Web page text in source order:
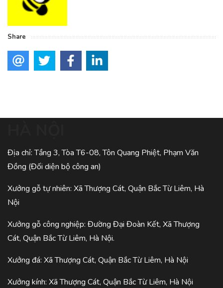
Share
Địa chỉ: Tầng 3, Tòa T6-08, Tôn Quang Phiệt, Phạm Văn
Đồng (Đối diện bộ công an)
Xưởng gỗ tự nhiên: Xã Thượng Cát, Quận Bắc Từ Liêm, Hà
Nội
Xưởng gỗ công nghiệp: Đường Đại Đoàn Kết, Xã Thượng
Cát, Quận Bắc Từ Liêm, Hà Nội.
Xưởng đá: Xã Thượng Cát, Quận Bắc Từ Liêm, Hà Nội
Xưởng kính: Xã Thượng Cát, Quận Bắc Từ Liêm, Hà Nội